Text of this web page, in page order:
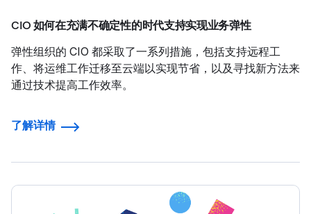
CIO 如何在充满不确定性的时代支持实现业务弹性
弹性组织的 CIO 都采取了一系列措施，包括支持远程工
作、将运维工作迁移至云端以实现节省，以及寻找新方法来
通过技术提高工作效率。
了解详情